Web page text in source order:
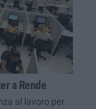
a Rende
al lavoro per